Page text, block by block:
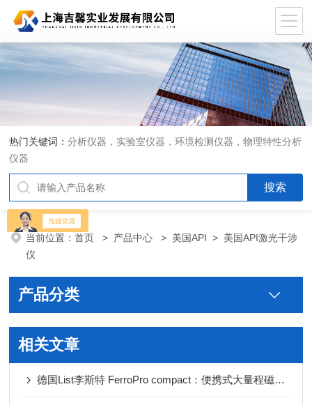
热门关键词：分析仪器，实验室仪器，环境检测仪器，物理特性分析
仪器
当前位置：首页 > 产品中心 > 美国API > 美国API激光干涉
仪
产品分类
相关文章
德国List李斯特 FerroPro compact：便携式大量程磁导率仪精准测量高效检测